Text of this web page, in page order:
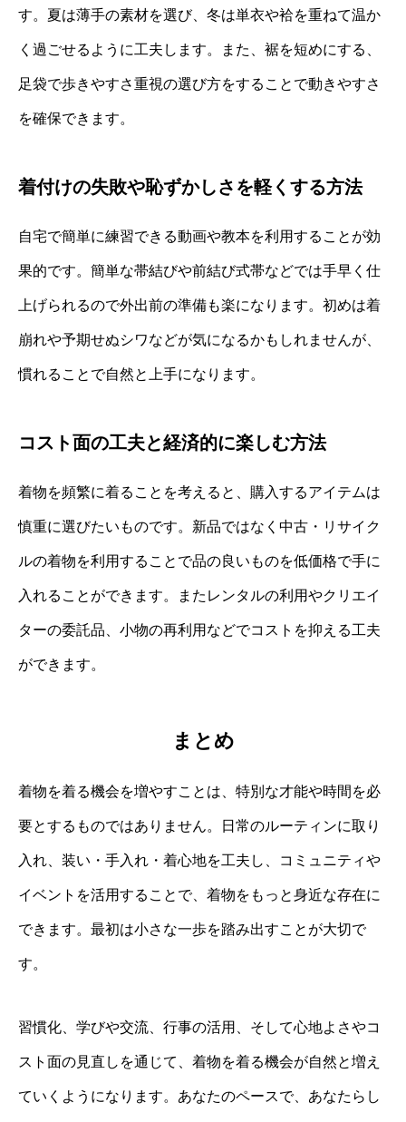
す。夏は薄手の素材を選び、冬は単衣や袷を重ねて温か
く過ごせるように工夫します。また、裾を短めにする、
足袋で歩きやすさ重視の選び方をすることで動きやすさ
を確保できます。
着付けの失敗や恥ずかしさを軽くする方法
自宅で簡単に練習できる動画や教本を利用することが効
果的です。簡単な帯結びや前結び式帯などでは手早く仕
上げられるので外出前の準備も楽になります。初めは着
崩れや予期せぬシワなどが気になるかもしれませんが、
慣れることで自然と上手になります。
コスト面の工夫と経済的に楽しむ方法
着物を頻繁に着ることを考えると、購入するアイテムは
慎重に選びたいものです。新品ではなく中古・リサイク
ルの着物を利用することで品の良いものを低価格で手に
入れることができます。またレンタルの利用やクリエイ
ターの委託品、小物の再利用などでコストを抑える工夫
ができます。
まとめ
着物を着る機会を増やすことは、特別な才能や時間を必
要とするものではありません。日常のルーティンに取り
入れ、装い・手入れ・着心地を工夫し、コミュニティや
イベントを活用することで、着物をもっと身近な存在に
できます。最初は小さな一歩を踏み出すことが大切で
す。
習慣化、学びや交流、行事の活用、そして心地よさやコ
スト面の見直しを通じて、着物を着る機会が自然と増え
ていくようになります。あなたのペースで、あなたらし